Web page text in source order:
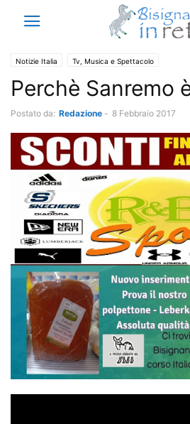
Notizie Italia Tv, Musica e Spettacolo
Perchè Sanremo
Postato da: Redazione - 8 Febbraio 2017